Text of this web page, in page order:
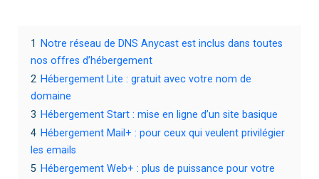
1
Notre réseau de DNS Anycast est inclus dans toutes
nos offres d’hébergement
2 Hébergement Lite : gratuit avec votre nom de
domaine
3 Hébergement Start : mise en ligne d’un site basique
4 Hébergement Mail+ : pour ceux qui veulent privilégier
les emails
5 Hébergement Web+ : plus de puissance pour votre